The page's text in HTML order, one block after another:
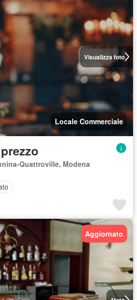
Visualizza foto
Locale Commerciale
Quattroville, Modena
Aggiornato